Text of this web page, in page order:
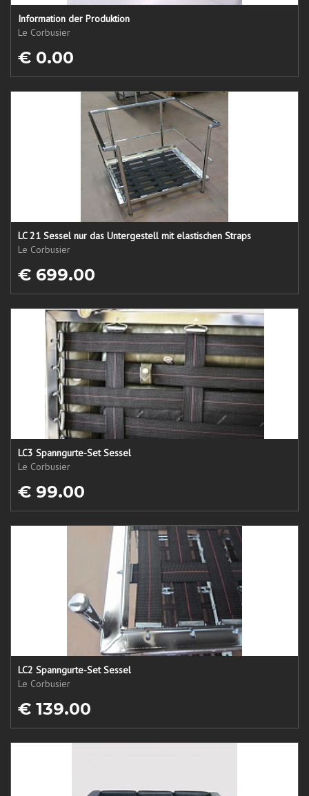
Information der Produktion
Le Corbusier
€ 0.00
LC 21 Sessel nur das Untergestell mit elastischen Straps
Le Corbusier
€ 699.00
LC3 Spanngurte-Set Sessel
Le Corbusier
€ 99.00
LC2 Spanngurte-Set Sessel
Le Corbusier
€ 139.00